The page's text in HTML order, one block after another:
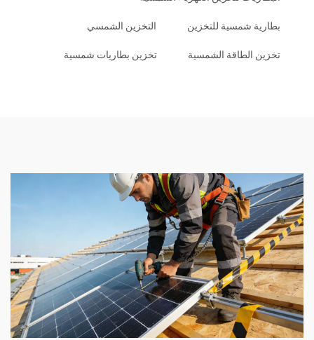
بطارية شمسية للتخزين التخزين الشمسي
تخزين الطاقة الشمسية تخزين بطاريات شمسية